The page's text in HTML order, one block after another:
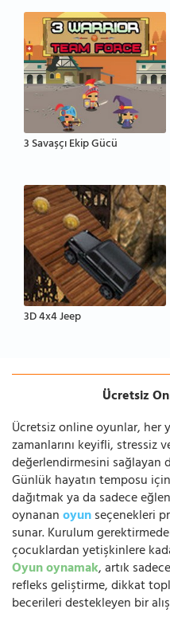
3 Savaşçı Ekip Gücü
3D 4x4 Jeep
Ücretsiz
Ücretsiz online oyunlar, her
zamanlarını keyifli, stressiz
değerlendirmesini sağlayan
Günlük hayatın temposu
dağıtmak ya da sadece
oynananoyunseçenekleri
sunar. Kurulum
çocuklardan yetişkinlere
Oyun oynamak, artık
refleks geliştirme, dikkat
becerileri destekleyen bir